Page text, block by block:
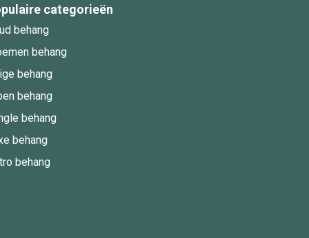
categorieën
behang
behang
behang
behang
behang
behang
behang